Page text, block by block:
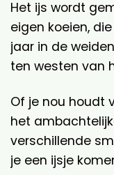
Het ijs wordt
eigen koeien,
jaar in de
ten westen van
Of je nou houdt
het
verschillende
je een ijsje